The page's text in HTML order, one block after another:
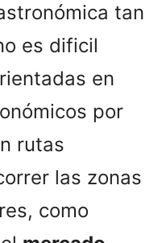
tan
es dificil
en
por
rutas
las zonas
como